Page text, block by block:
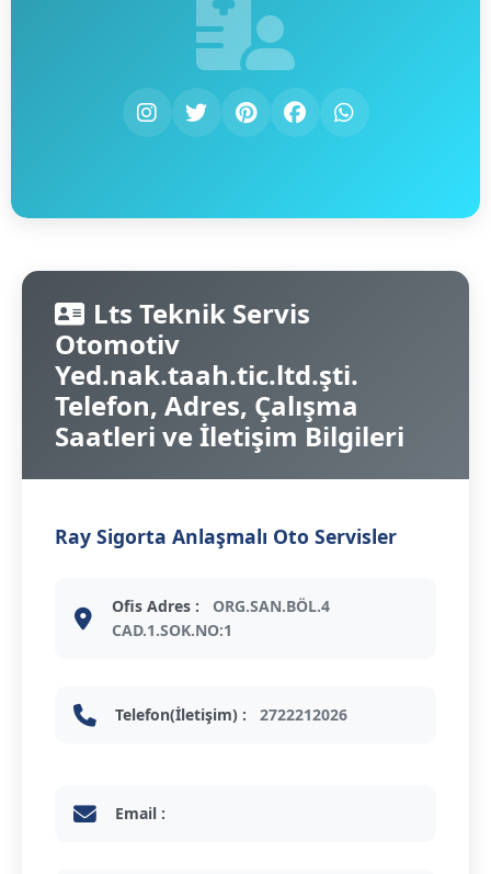
Lts Teknik Servis
Otomotiv
Yed.nak.taah.tic.ltd.şti.
Telefon, Adres, Çalışma
Saatleri ve İletişim Bilgileri
Ray Sigorta Anlaşmalı Oto Servisler
Ofis Adres :
ORG.SAN.BÖL.4
CAD.1.SOK.NO:1
Telefon(İletişim) : 2722212026
Email :